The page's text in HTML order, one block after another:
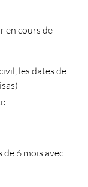
en cours de
les dates de
6 mois avec